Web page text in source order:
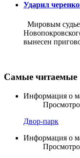
Ударил
Мировым
вынесен
Самые читаемые
Информация о
Двор-парк
Информация о